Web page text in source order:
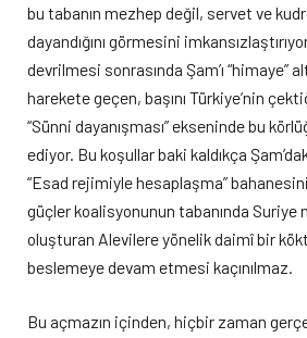
bu tabanın mezhep değil, servet ve
dayandığını görmesini
devrilmesi sonrasında Şam’ı “himaye”
harekete geçen, başını Türkiye’nin
“Sünni dayanışması” ekseninde bu
ediyor. Bu koşullar baki kaldıkça
“Esad rejimiyle hesaplaşma”
güçler koalisyonunun tabanında Suriye
oluşturan Alevilere yönelik daimî bir
beslemeye devam etmesi kaçınılmaz.
Bu açmazın içinden, hiçbir zaman